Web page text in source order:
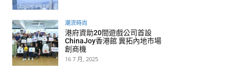
潮流時尚
港府資助20間遊戲公司首設
ChinaJoy香港館 冀拓內地市場
創商機
16 7 月, 2025